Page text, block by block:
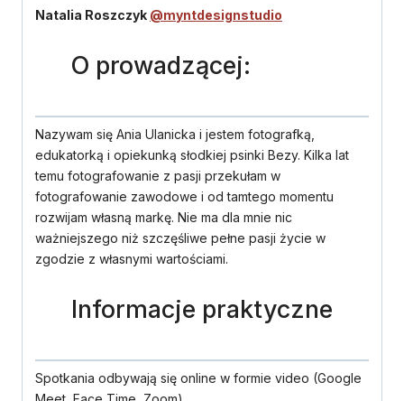
Natalia Roszczyk @myntdesignstudio
O prowadzącej:
Nazywam się Ania Ulanicka i jestem fotografką,
edukatorką i opiekunką słodkiej psinki Bezy. Kilka lat
temu fotografowanie z pasji przekułam w
fotografowanie zawodowe i od tamtego momentu
rozwijam własną markę. Nie ma dla mnie nic
ważniejszego niż szczęśliwe pełne pasji życie w
zgodzie z własnymi wartościami.
Informacje praktyczne
Spotkania odbywają się online w formie video (Google